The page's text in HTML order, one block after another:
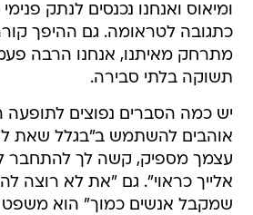
ומיאוס ואנחנו נכנסים לנתק פנימי
כתגובה לטראומה. גם ההיפך
מתרחק מאיתנו, אנחנו הרבה
תשוקה בלתי סבירה.
יש כמה הסברים נפוצים
אוהבים להשתמש ב"בגלל שאת
עצמך מספיק, קשה לך להתחבר
אלייך כראוי". גם "את לא רוצה
שמקבל אנשים כמוך" הוא